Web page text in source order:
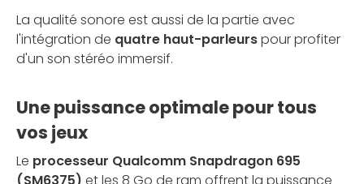
La qualité sonore est aussi de la partie avec
l'intégration de quatre haut-parleurspour profiter
d'un son stéréo immersif.
Une puissance optimale pour tous
vos jeux
Le processeur Qualcomm Snapdragon 695